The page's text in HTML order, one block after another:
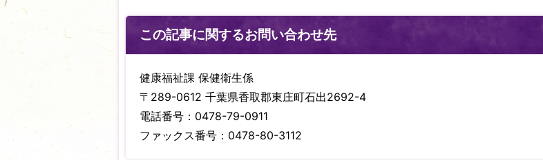
この記事に関するお問い合わせ先
健康福祉課 保健衛生係
〒289-0612 千葉県香取郡東庄町石出2692-4
電話番号：0478-79-0911
ファックス番号：0478-80-3112